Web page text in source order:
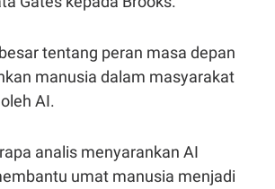
tentang peran masa depan
manusia dalam masyarakat
AI.
analis menyarankan AI
umat manusia menjadi